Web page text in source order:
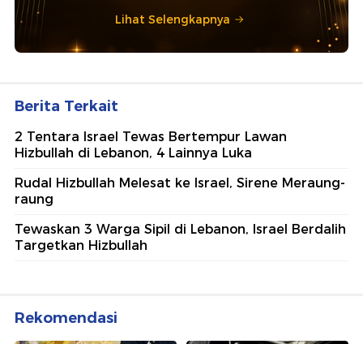
Lihat Selengkapnya
Berita Terkait
2 Tentara Israel Tewas Bertempur Lawan
Hizbullah di Lebanon, 4 Lainnya Luka
Rudal Hizbullah Melesat ke Israel, Sirene Meraung-
raung
Tewaskan 3 Warga Sipil di Lebanon, Israel Berdalih
Targetkan Hizbullah
Rekomendasi